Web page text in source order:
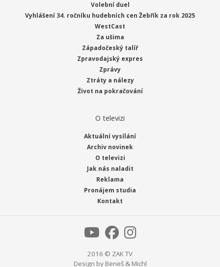
Volební duel
Vyhlášení 34. ročníku hudebních cen Žebřík za rok 2025
WestCast
Za ušima
Západočeský talíř
Zpravodajský expres
Zprávy
Ztráty a nálezy
Život na pokračování
O televizi
Aktuální vysílání
Archiv novinek
O televizi
Jak nás naladit
Reklama
Pronájem studia
Kontakt
2016 © ZAK TV
Design by Beneš & Michl